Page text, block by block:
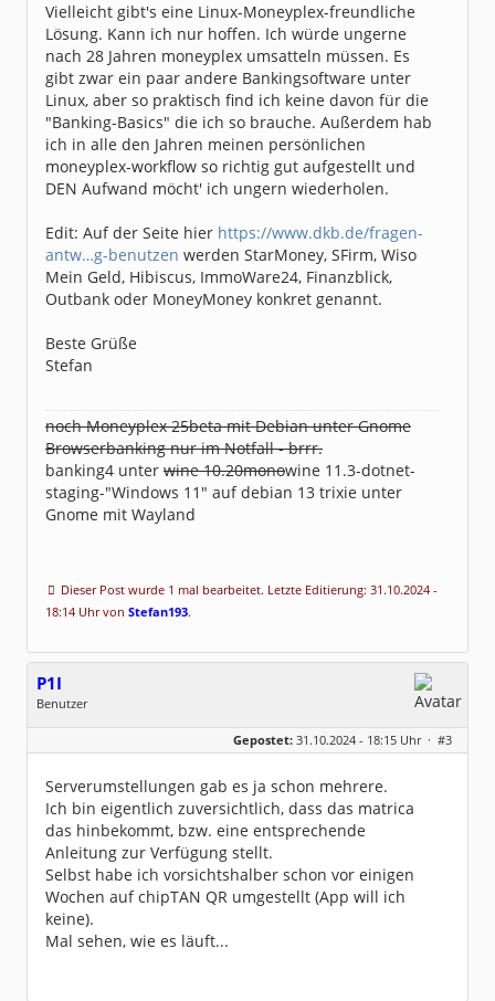
Vielleicht gibt's eine Linux-Moneyplex-freundliche
Lösung. Kann ich nur hoffen. Ich würde ungerne
nach 28 Jahren moneyplex umsatteln müssen. Es
gibt zwar ein paar andere Bankingsoftware unter
Linux, aber so praktisch find ich keine davon für die
"Banking-Basics" die ich so brauche. Außerdem hab
ich in alle den Jahren meinen persönlichen
moneyplex-workflow so richtig gut aufgestellt und
DEN Aufwand möcht' ich ungern wiederholen.
Edit: Auf der Seite hier https://www.dkb.de/fragen-
antw…g-benutzen werden StarMoney, SFirm, Wiso
Mein Geld, Hibiscus, ImmoWare24, Finanzblick,
Outbank oder MoneyMoney konkret genannt.
Beste Grüße
Stefan
noch Moneyplex 25beta mit Debian unter Gnome
Browserbanking nur im Notfall - brrr.
banking4 unter wine 10.20monowine 11.3-dotnet-
staging-"Windows 11" auf debian 13 trixie unter
Gnome mit Wayland
Dieser Post wurde 1 mal bearbeitet. Letzte Editierung: 31.10.2024 -
18:14 Uhr von Stefan193.
P1I
Benutzer
Geschlecht:
keine Angabe
Dabei seit:
02 / 2008
Gepostet: 31.10.2024 - 18:15 Uhr · #3
Serverumstellungen gab es ja schon mehrere.
Ich bin eigentlich zuversichtlich, dass das matrica
das hinbekommt, bzw. eine entsprechende
Anleitung zur Verfügung stellt.
Selbst habe ich vorsichtshalber schon vor einigen
Wochen auf chipTAN QR umgestellt (App will ich
keine).
Mal sehen, wie es läuft...